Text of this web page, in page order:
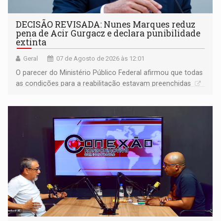
DECISÃO REVISADA: Nunes Marques reduz
pena de Acir Gurgacz e declara punibilidade
extinta
Geral 07 de Agosto de 2026 às 12:01
O parecer do Ministério Público Federal afirmou que todas
as condições para a reabilitação estavam preenchidas